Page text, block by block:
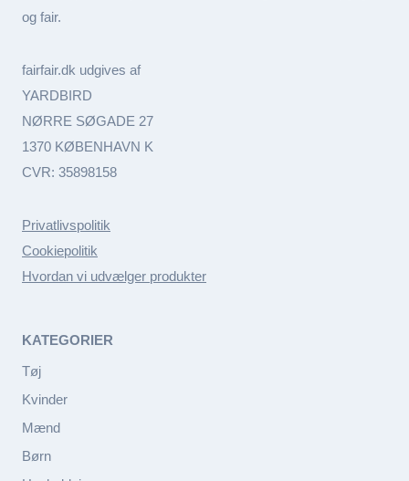
og fair.
fairfair.dk udgives af
YARDBIRD
NØRRE SØGADE 27
1370 KØBENHAVN K
CVR: 35898158
Privatlivspolitik
Cookiepolitik
Hvordan vi udvælger produkter
KATEGORIER
Tøj
Kvinder
Mænd
Børn